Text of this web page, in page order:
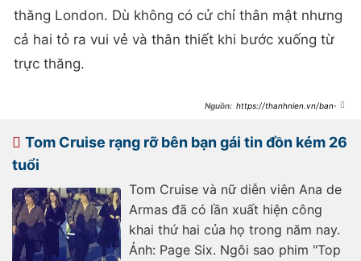
thăng London. Dù không có cử chỉ thân mật nhưng
cả hai tỏ ra vui vẻ và thân thiết khi bước xuống từ
trực thăng.
https://thanhnien.vn/ban-
185250318132414034.htm
Tom Cruise rạng rỡ bên bạn gái tin đồn kém 26
tuổi
Tom Cruise và nữ diễn viên Ana de
Armas đã có lần xuất hiện công
khai thứ hai của họ trong năm nay.
Ảnh: Page Six. Ngôi sao phim "Top